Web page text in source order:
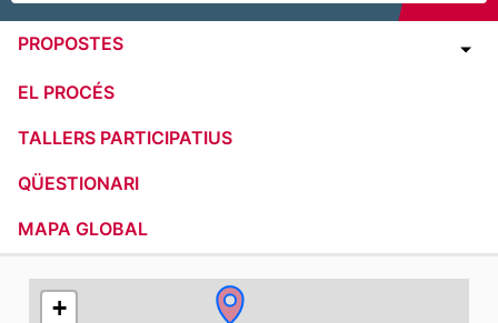
PROPOSTES
EL PROCÉS
TALLERS PARTICIPATIUS
QÜESTIONARI
MAPA GLOBAL
El següent element és un mapa que presenta els
+